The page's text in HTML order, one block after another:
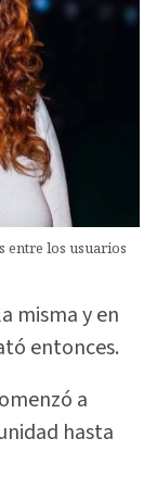
entre los usuarios
misma y en
entonces.
a
hasta